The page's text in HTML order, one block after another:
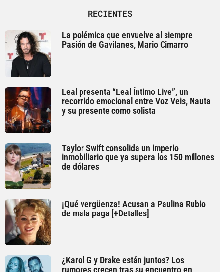
RECIENTES
La polémica que envuelve al siempre
Pasión de Gavilanes, Mario Cimarro
Leal presenta “Leal Íntimo Live”, un
recorrido emocional entre Voz Veis, Nauta
y su presente como solista
Taylor Swift consolida un imperio
inmobiliario que ya supera los 150 millones
de dólares
¡Qué vergüenza! Acusan a Paulina Rubio
de mala paga [+Detalles]
¿Karol G y Drake están juntos? Los
rumores crecen tras su encuentro en